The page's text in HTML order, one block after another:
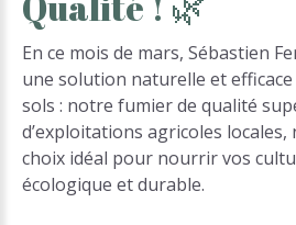
En ce mois de mars, Sébastien
une solution naturelle et
sols : notre fumier de qualité
d’exploitations agricoles
choix idéal pour nourrir vos
écologique et durable.